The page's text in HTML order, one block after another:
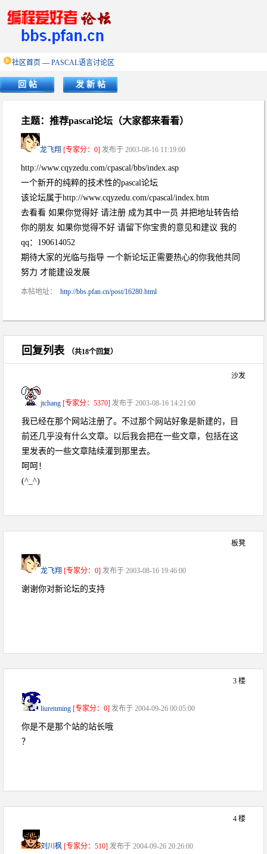
社区首页 — PASCAL语言讨论区
回 帖 发 新 帖
主题：推荐pascal论坛（大家都来看看）
龙飞翔 [专家分：0] 发布于 2003-08-16 11:19:00
http://www.cqyzedu.com/cpascal/bbs/index.asp
一个新开的纯粹的技术性的pascal论坛
该论坛属于http://www.cqyzedu.com/cpascal/index.htm
去看看 如果你觉得好 请注册 成为其中一员 并把地址转告给
你的朋友 如果你觉得不好 请留下你宝贵的意见和建议 我的
qq：190614052
期待大家的光临与指导 一个新论坛正需要热心的你我他共同
努力 才能建设发展
本帖地址： http://bbs.pfan.cn/post/16280.html
回复列表 （共18个回复）
沙发
jtchang [专家分：5370] 发布于 2003-08-16 14:21:00
我已经在那个网站注册了。不过那个网站好象是新建的，目
前还几乎没有什么文章。以后我会把在一些文章，包括在这
里发表的一些文章陆续灌到那里去。
呵呵！
(^_^)
板凳
龙飞翔 [专家分：0] 发布于 2003-08-16 19:46:00
谢谢你对新论坛的支持
3 楼
liurenming [专家分：0] 发布于 2004-09-26 00:05:00
你是不是那个站的站长哦
？
4 楼
刘川枫 [专家分：510] 发布于 2004-09-26 20:26:00